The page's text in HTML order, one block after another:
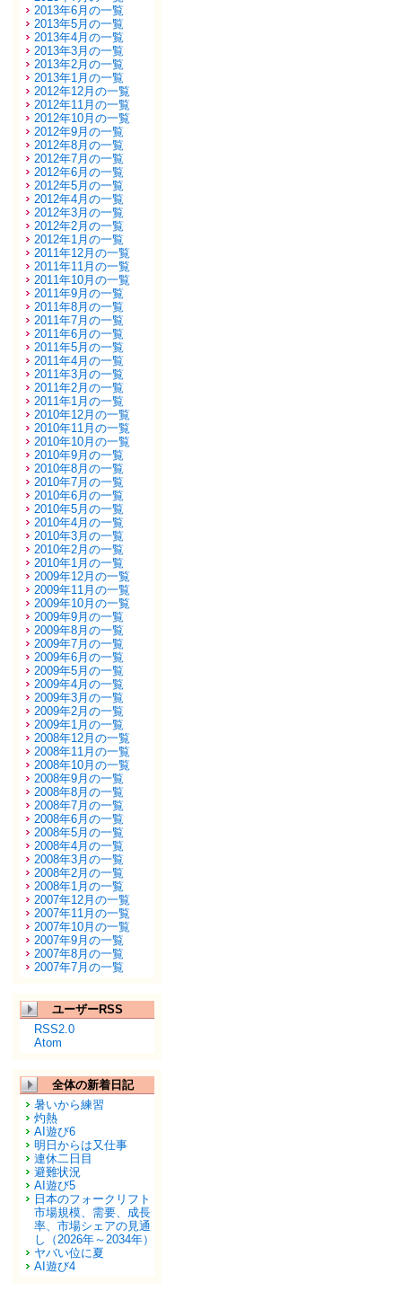
2013年6月の一覧
2013年5月の一覧
2013年4月の一覧
2013年3月の一覧
2013年2月の一覧
2013年1月の一覧
2012年12月の一覧
2012年11月の一覧
2012年10月の一覧
2012年9月の一覧
2012年8月の一覧
2012年7月の一覧
2012年6月の一覧
2012年5月の一覧
2012年4月の一覧
2012年3月の一覧
2012年2月の一覧
2012年1月の一覧
2011年12月の一覧
2011年11月の一覧
2011年10月の一覧
2011年9月の一覧
2011年8月の一覧
2011年7月の一覧
2011年6月の一覧
2011年5月の一覧
2011年4月の一覧
2011年3月の一覧
2011年2月の一覧
2011年1月の一覧
2010年12月の一覧
2010年11月の一覧
2010年10月の一覧
2010年9月の一覧
2010年8月の一覧
2010年7月の一覧
2010年6月の一覧
2010年5月の一覧
2010年4月の一覧
2010年3月の一覧
2010年2月の一覧
2010年1月の一覧
2009年12月の一覧
2009年11月の一覧
2009年10月の一覧
2009年9月の一覧
2009年8月の一覧
2009年7月の一覧
2009年6月の一覧
2009年5月の一覧
2009年4月の一覧
2009年3月の一覧
2009年2月の一覧
2009年1月の一覧
2008年12月の一覧
2008年11月の一覧
2008年10月の一覧
2008年9月の一覧
2008年8月の一覧
2008年7月の一覧
2008年6月の一覧
2008年5月の一覧
2008年4月の一覧
2008年3月の一覧
2008年2月の一覧
2008年1月の一覧
2007年12月の一覧
2007年11月の一覧
2007年10月の一覧
2007年9月の一覧
2007年8月の一覧
2007年7月の一覧
ユーザーRSS
RSS2.0
Atom
全体の新着日記
暑いから練習
灼熱
AI遊び6
明日からは又仕事
連休二日目
避難状況
AI遊び5
日本のフォークリフト
市場規模、需要、成長
率、市場シェアの見通
し（2026年～2034年）
ヤバい位に夏
AI遊び4